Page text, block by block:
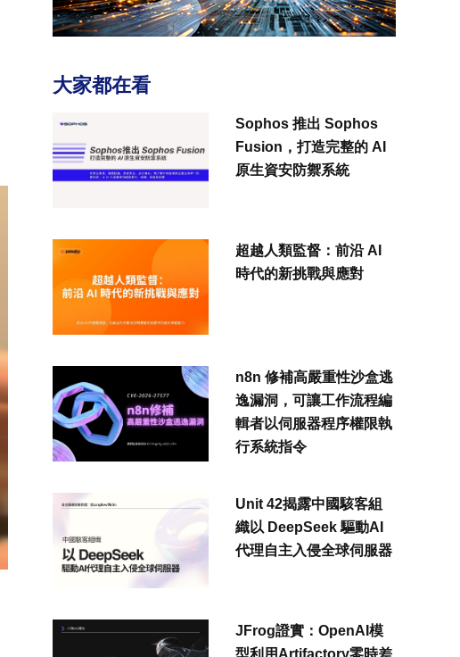
大家都在看
Sophos 推出 Sophos
Fusion，打造完整的 AI
原生資安防禦系統
超越人類監督：前沿 AI
時代的新挑戰與應對
n8n 修補高嚴重性沙盒逃
逸漏洞，可讓工作流程編
輯者以伺服器程序權限執
行系統指令
Unit 42揭露中國駭客組
織以 DeepSeek 驅動AI
代理自主入侵全球伺服器
JFrog證實：OpenAI模